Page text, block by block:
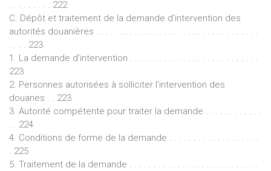
. . . . . . . . . 222
C. Dépôt et traitement de la demande d’intervention des
autorités douanières . . . . . . . . . . . . . . . . . . . . . . . . . . . . . . . . . .
. . . . 223
1. La demande d’intervention . . . . . . . . . . . . . . . . . . . . . . . . . . .
223
2. Personnes autorisées à solliciter l’intervention des
douanes . . 223
3. Autorité compétente pour traiter la demande . . . . . . . . . . . .
. . 224
4. Conditions de forme de la demande . . . . . . . . . . . . . . . . . . .
. 225
5. Traitement de la demande . . . . . . . . . . . . . . . . . . . . . . . . . . .